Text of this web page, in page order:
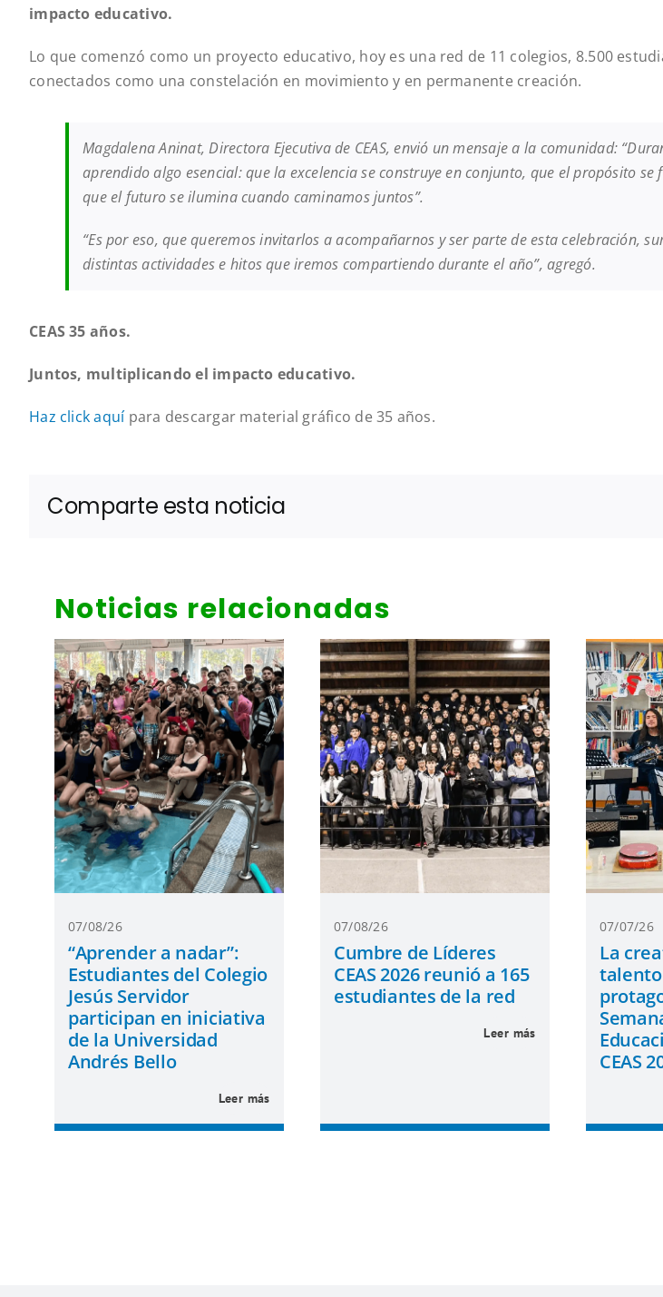
impacto educativo.
Lo que comenzó como un proyecto educativo, hoy es una red de 11 colegios, 8.500
conectados como una constelación en movimiento y en permanente creación.
Magdalena Aninat, Directora Ejecutiva de CEAS, envió un mensaje a la comunidad:
aprendido algo esencial: que la excelencia se construye en conjunto, que el propósito se
que el futuro se ilumina cuando caminamos juntos”.
“Es por eso, que queremos invitarlos a acompañarnos y ser parte de esta celebración,
distintas actividades e hitos que iremos compartiendo durante el año”, agregó.
CEAS 35 años.
Juntos, multiplicando el impacto educativo.
Haz click aquípara descargar material gráfico de 35 años.
Comparte esta noticia
Noticias relacionadas
07/08/26
“Aprender a nadar”:
Estudiantes del Colegio
Jesús Servidor
participan en iniciativa
de la Universidad
Andrés Bello
Leer más
07/08/26
Cumbre de Líderes
CEAS 2026 reunió a 165
estudiantes de la red
Leer más
07/07/26
La
CEAS